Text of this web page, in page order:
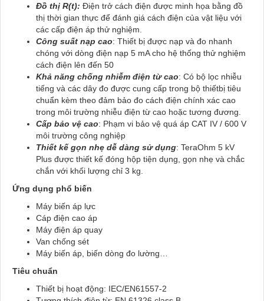
Đồ thị R(t): Điện trở cách điện được minh họa bằng đồ
thị thời gian thực để đánh giá cách điện của vật liệu với
các cấp điện áp thử nghiệm.
Công suất nạp cao: Thiết bị được nạp và đo nhanh
chóng với dòng điện nạp 5 mA cho hệ thống thử nghiệm
cách điện lên đến 50
Khả năng chống nhiễm điện từ cao: Có bộ lọc nhiễu
tiếng và các dây đo được cung cấp trong bộ thiếtbị tiêu
chuẩn kèm theo đảm bảo đo cách điện chính xác cao
trong môi trường nhiễu điện từ cao hoặc tương đương.
Cấp bảo vệ cao: Phạm vi bảo vệ quá áp CAT IV / 600 V
môi trường công nghiệp
Thiết kế gọn nhẹ dễ dàng sử dụng: TeraOhm 5 kV
Plus được thiết kế đóng hộp tiện dụng, gọn nhẹ và chắc
chắn với khối lượng chỉ 3 kg.
Ứng dụng phổ biến
Máy biến áp lực
Cáp điện cao áp
Máy điện áp quay
Van chống sét
Máy biến áp, biến dòng đo lường…
Tiêu chuẩn
Thiết bị hoạt động: IEC/EN61557-2